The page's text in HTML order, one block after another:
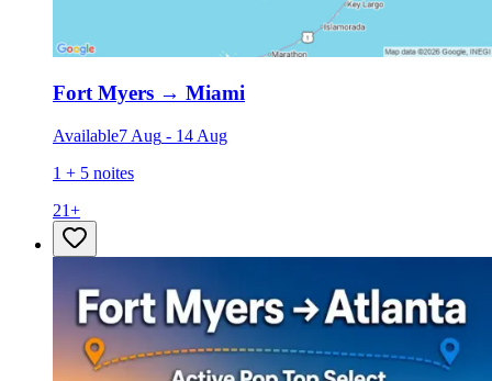
Fort Myers → Miami
Available7 Aug - 14 Aug
1 + 5 noites
21+